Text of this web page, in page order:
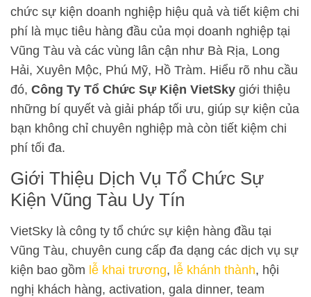
chức sự kiện doanh nghiệp hiệu quả và tiết kiệm chi
phí là mục tiêu hàng đầu của mọi doanh nghiệp tại
Vũng Tàu và các vùng lân cận như Bà Rịa, Long
Hải, Xuyên Mộc, Phú Mỹ, Hồ Tràm. Hiểu rõ nhu cầu
đó, Công Ty Tổ Chức Sự Kiện VietSky giới thiệu
những bí quyết và giải pháp tối ưu, giúp sự kiện của
bạn không chỉ chuyên nghiệp mà còn tiết kiệm chi
phí tối đa.
Giới Thiệu Dịch Vụ Tổ Chức Sự
Kiện Vũng Tàu Uy Tín
VietSky là công ty tổ chức sự kiện hàng đầu tại
Vũng Tàu, chuyên cung cấp đa dạng các dịch vụ sự
kiện bao gồm lễ khai trương, lễ khánh thành, hội
nghị khách hàng, activation, gala dinner, team